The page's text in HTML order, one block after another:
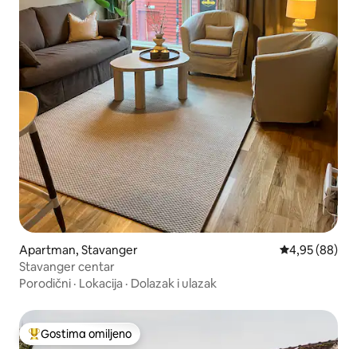
Apartman, Stavanger Prosečna
4,95 (88)
Stavanger centar
Porodični · Lokacija · Dolazak i ulazak
Najuspešniji među gostima omiljenim
Gostima omiljeno